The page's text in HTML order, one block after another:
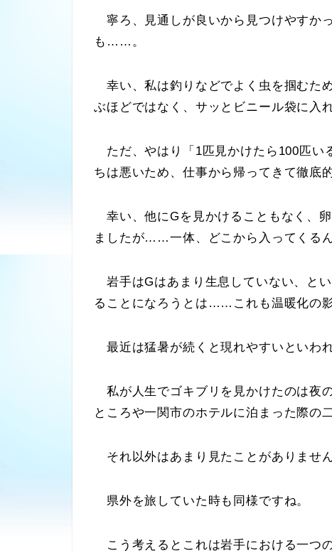
寧ろ、見通しが良いから見つけやすか
も……。
幸い、私は釣りなどでよく虫を掴むた
ぶほどではなく、サッとビニール袋に入
ただ、やはり「1匹見かけたら100匹い
ちは悪いため、仕事から帰ってきて徹底
幸い、他にGを見かけることもなく、
ましたが……一体、どこから入ってくる
岩手はGはあまり生息していない、と
ることになろうとは……これも温暖化の
最近は猛暑が続くと現れやすいといわ
私が人生でゴキブリを見かけたのは夜
ところや一関市のホテルに泊まった際の
それ以外はあまり見たことがありません
県外を旅していた時も同様ですね。
こう考えるとこれは岩手における一つ